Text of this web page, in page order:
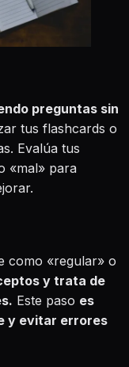
preguntas sin
tus flashcards o
Evalúa tus
«mal» para
como «regular» o
y trata de
Este paso es
y evitar errores